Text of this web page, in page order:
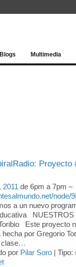
Blogs Multimedia
Proyecto
2011 de 6pm a 7pm –
node/
a un nuevo
NUESTROS
Este proyecto
hecha por Gregorio
clase…
por Pilar Soro | Tipo: